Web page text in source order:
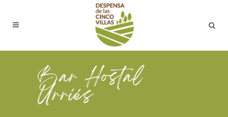
Bar Hostal
Urriés